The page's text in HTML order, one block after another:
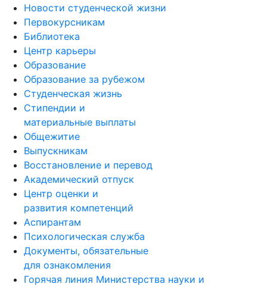
Новости студенческой жизни
Первокурсникам
Библиотека
Центр карьеры
Образование
Образование за рубежом
Студенческая жизнь
Стипендии и
материальные выплаты
Общежитие
Выпускникам
Восстановление и перевод
Академический отпуск
Центр оценки и
развития компетенций
Аспирантам
Психологическая служба
Документы, обязательные
для ознакомления
Горячая линия Министерства науки и